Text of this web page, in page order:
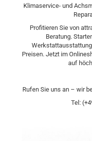
Klimaservice- und
Profitieren Sie von
Beratung.
Preisen. Jetzt im
auf
Rufen Sie uns an – wir
Tel: